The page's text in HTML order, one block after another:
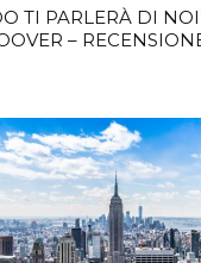
TI PARLERÀ DI
–